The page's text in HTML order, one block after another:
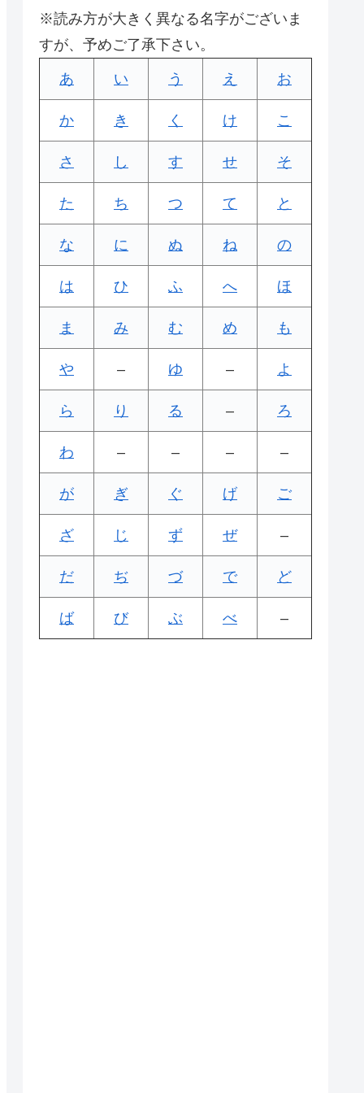
※読み方が大きく異なる名字がございま
すが、予めご了承下さい。
あ い う え お
か き く け こ
さ し す せ そ
た ち つ て と
な に ぬ ね の
は ひ ふ へ ほ
ま み む め も
や – ゆ – よ
ら り る – ろ
わ – – – –
が ぎ ぐ げ ご
ざ じ ず ぜ –
だ ぢ づ で ど
ば び ぶ べ –